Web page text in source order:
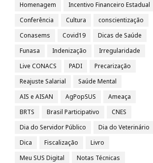
Homenagem
Incentivo Financeiro Estadual
Conferência
Cultura
conscientização
Conasems
Covid19
Dicas de Saúde
Funasa
Indenização
Irregularidade
Live CONACS
PADI
Precarização
Reajuste Salarial
Saúde Mental
AIS e AISAN
AgPopSUS
Ameaça
BRTS
Brasil Participativo
CNES
Dia do Servidor Público
Dia do Veterinário
Dica
Fiscalização
Livro
Meu SUS Digital
Notas Técnicas